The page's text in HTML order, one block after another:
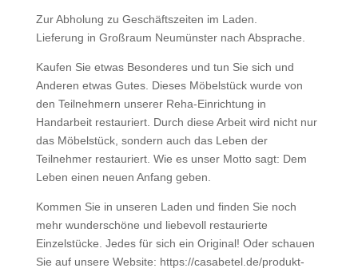
Zur Abholung zu Geschäftszeiten im Laden.
Lieferung in Großraum Neumünster nach Absprache.
Kaufen Sie etwas Besonderes und tun Sie sich und
Anderen etwas Gutes. Dieses Möbelstück wurde von
den Teilnehmern unserer Reha-Einrichtung in
Handarbeit restauriert. Durch diese Arbeit wird nicht nur
das Möbelstück, sondern auch das Leben der
Teilnehmer restauriert. Wie es unser Motto sagt: Dem
Leben einen neuen Anfang geben.
Kommen Sie in unseren Laden und finden Sie noch
mehr wunderschöne und liebevoll restaurierte
Einzelstücke. Jedes für sich ein Original! Oder schauen
Sie auf unsere Website: https://casabetel.de/produkt-